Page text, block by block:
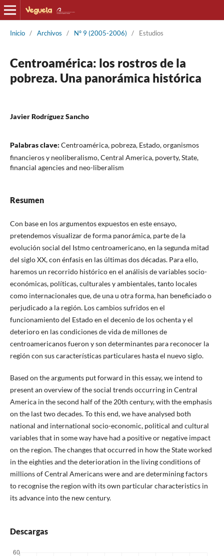
Inicio / Archivos / Nº 9 (2005-2006) / Estudios
Centroamérica: los rostros de la
pobreza. Una panorámica histórica
Javier Rodríguez Sancho
Palabras clave: Centroamérica, pobreza, Estado, organismos
financieros y neoliberalismo, Central America, poverty, State,
financial agencies and neo-liberalism
Resumen
Con base en los argumentos expuestos en este ensayo,
pretendemos visualizar de forma panorámica, parte de la
evolución social del Istmo centroamericano, en la segunda mitad
del siglo XX, con énfasis en las últimas dos décadas. Para ello,
haremos un recorrido histórico en el análisis de variables socio-
económicas, políticas, culturales y ambientales, tanto locales
como internacionales que, de una u otra forma, han beneficiado o
perjudicado a la región. Los cambios sufridos en el
funcionamiento del Estado en el decenio de los ochenta y el
deterioro en las condiciones de vida de millones de
centroamericanos fueron y son determinantes para reconocer la
región con sus características particulares hasta el nuevo siglo.
Based on the arguments put forward in this essay, we intend to
present an overview of the social trends occurring in Central
America in the second half of the 20th century, with the emphasis
on the last two decades. To this end, we have analysed both
national and international socio-economic, political and cultural
variables that in some way have had a positive or negative impact
on the region. The changes that occurred in how the State worked
in the eighties and the deterioration in the living conditions of
millions of Central Americans were and are determining factors
to recognise the region with its own particular characteristics in
its advance into the new century.
Descargas